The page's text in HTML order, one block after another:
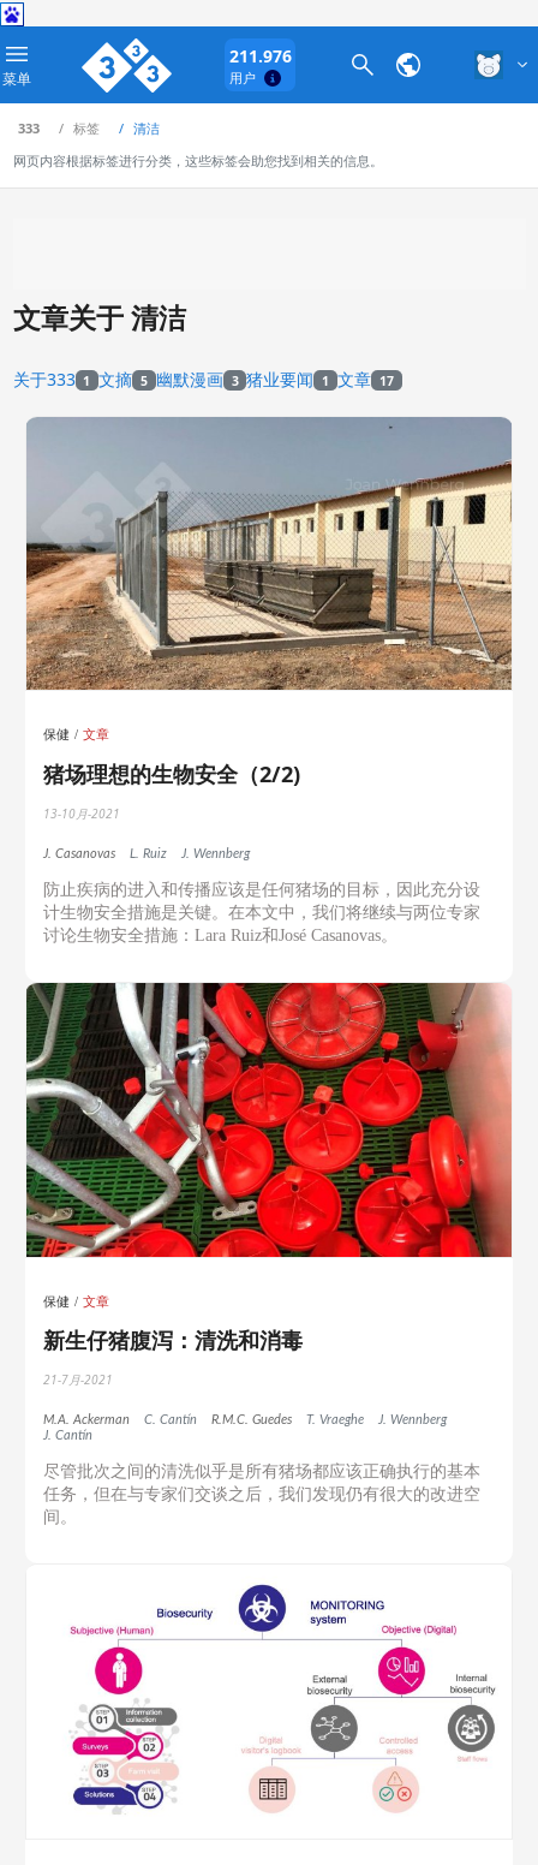
菜单
211.976
用户
333 标签
清洁
网页内容根据标签进行分类，这些标签会助您找到相关的信息。
文章关于 清洁
关于333 1 文摘 5 幽默漫画 3 猪业要闻 1 文章 17
保健 文章
猪场理想的生物安全（2/2)
13-10月-2021
J. Casanovas L. Ruiz J. Wennberg
防止疾病的进入和传播应该是任何猪场的目标，因此充分设
计生物安全措施是关键。在本文中，我们将继续与两位专家
讨论生物安全措施：Lara Ruiz和José Casanovas。
保健 文章
新生仔猪腹泻：清洗和消毒
21-7月-2021
M.A. Ackerman C. Cantín R.M.C. Guedes T. Vraeghe
J. Wennberg
J. Cantín
尽管批次之间的清洗似乎是所有猪场都应该正确执行的基本
任务，但在与专家们交谈之后，我们发现仍有很大的改进空
间。